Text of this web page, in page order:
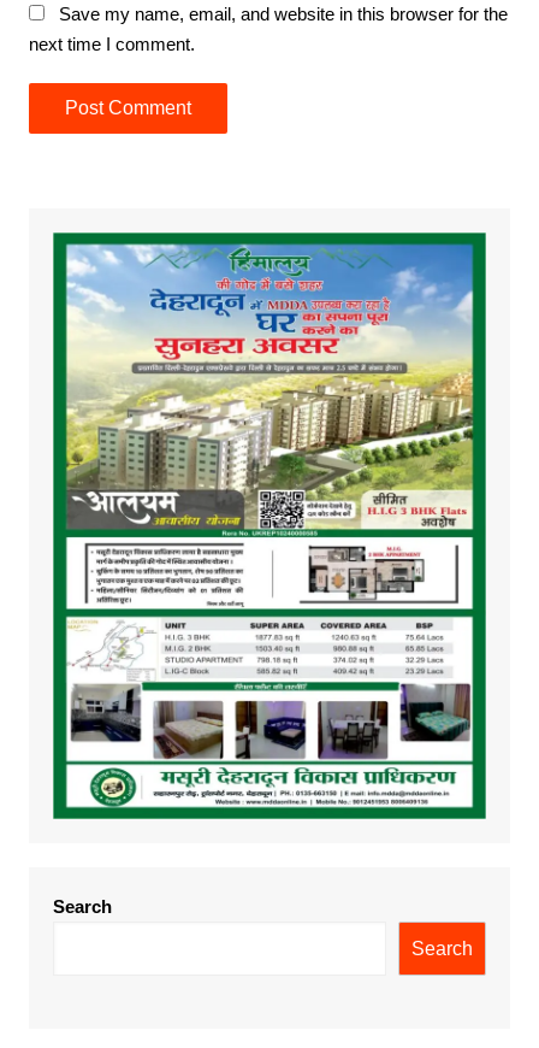
Save my name, email, and website in this browser for the
next time I comment.
Search
Search